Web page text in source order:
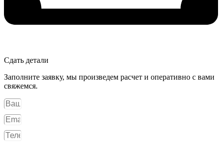
Сдать детали
Заполните заявку, мы произведем расчет и оперативно с вами
свяжемся.